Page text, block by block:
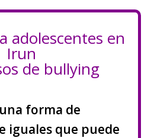
adolescentes en
Irun
de bullying
forma de
iguales que puede